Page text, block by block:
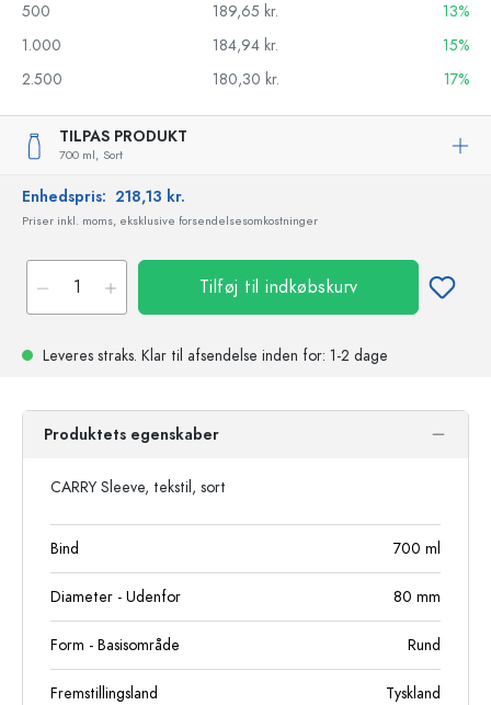
500
189,65 kr.
13%
1.000
184,94 kr.
15%
2.500
180,30 kr. 17%
TILPAS PRODUKT
700 ml, Sort
Enhedspris: 218,13 kr.
Priser inkl. moms, eksklusive forsendelsesomkostninger
Tilføj til indkøbskurv
Leveres straks. Klar til afsendelse inden for: 1-2 dage
Produktets egenskaber
CARRY Sleeve, tekstil, sort
Bind 700 ml
Diameter - Udenfor 80 mm
Form - Basisområde Rund
Fremstillingsland Tyskland